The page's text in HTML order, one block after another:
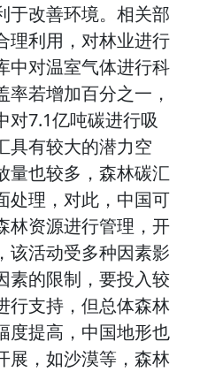
于改善环境。相关部
理利用，对林业进行
中对温室气体进行科
若增加百分之一，
对7.1亿吨碳进行吸
具有较大的潜力空
量也较多，森林碳汇
处理，对此，中国可
林资源进行管理，开
该活动受多种因素影
素的限制，要投入较
行支持，但总体森林
度提高，中国地形也
展，如沙漠等，森林